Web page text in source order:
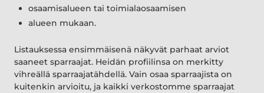
osaamisalueen tai toimialaosaamisen
alueen mukaan.
Listauksessa ensimmäisenä näkyvät parhaat arviot
saaneet sparraajat. Heidän profiilinsa on merkitty
vihreällä sparraajatähdellä. Vain osaa sparraajista on
kuitenkin arvioitu, ja kaikki verkostomme sparraajat